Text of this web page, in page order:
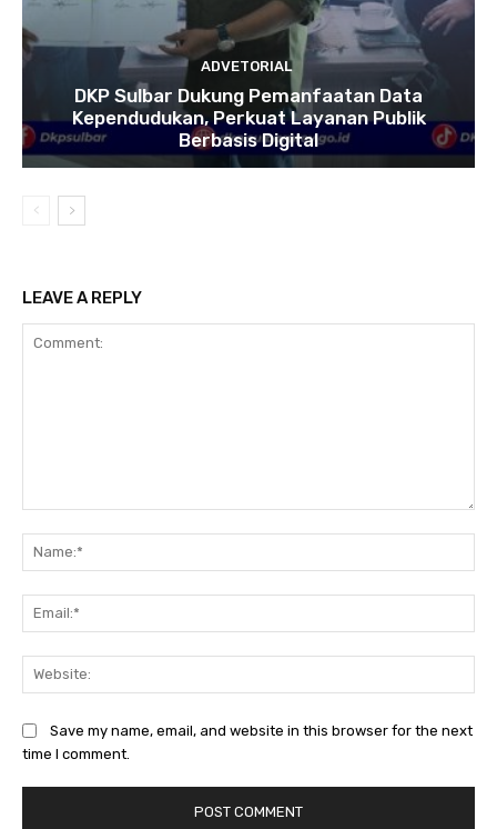
ADVETORIAL
DKP Sulbar Dukung Pemanfaatan Data
Kependudukan, Perkuat Layanan Publik
Berbasis Digital
LEAVE A REPLY
Save my name, email, and website in this browser for the next
time I comment.